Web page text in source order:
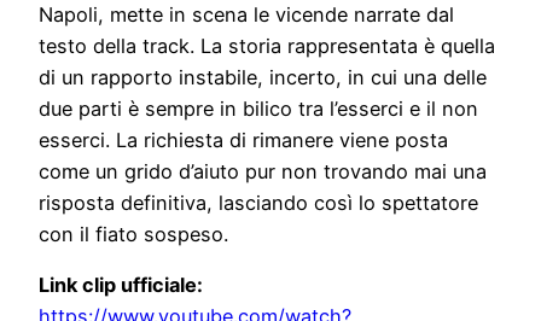
Napoli, mette in scena le vicende narrate dal
testo della track. La storia rappresentata è quella
di un rapporto instabile, incerto, in cui una delle
due parti è sempre in bilico tra l’esserci e il non
esserci. La richiesta di rimanere viene posta
come un grido d’aiuto pur non trovando mai una
risposta definitiva, lasciando così lo spettatore
con il fiato sospeso.
Link clip ufficiale: